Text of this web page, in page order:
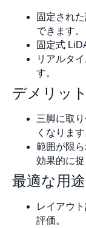
固定され
できます。
固定式
リアルタ
す。
デメリッ
三脚に取
くなります
範囲が限
効果的に
最適な用
レイアウ
評価。